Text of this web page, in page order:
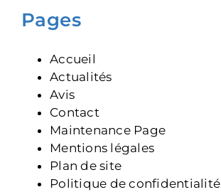
Pages
Accueil
Actualités
Avis
Contact
Maintenance Page
Mentions légales
Plan de site
Politique de confidentialité